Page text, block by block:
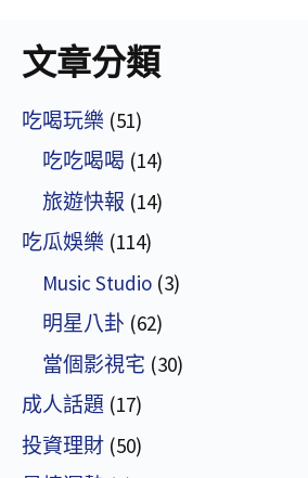
文章分類
吃喝玩樂 (51)
吃吃喝喝 (14)
旅遊快報 (14)
吃瓜娛樂 (114)
Music Studio (3)
明星八卦 (62)
當個影視宅 (30)
成人話題 (17)
投資理財 (50)